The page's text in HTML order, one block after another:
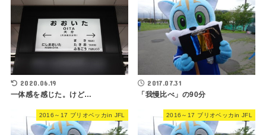
2020.06.19
一体感を感じた。けど…
2017.07.31
「我慢比べ」の90分
2016～17 ブリオベッカin JFL 2016～17 ブリオベッカin JFL